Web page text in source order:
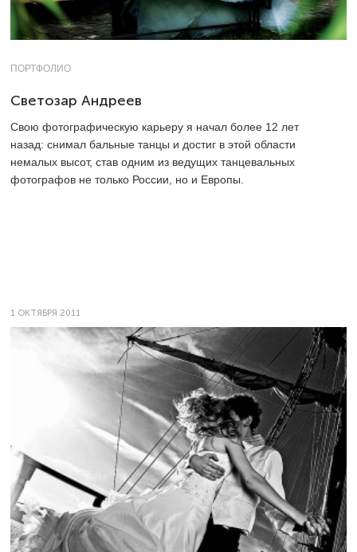
ПОРТФОЛИО
Светозар Андреев
Свою фотографическую карьеру я начал более 12 лет
назад: снимал бальные танцы и достиг в этой области
немалых высот, став одним из ведущих танцевальных
фотографов не только России, но и Европы.
1 ОКТЯБРЯ 2011